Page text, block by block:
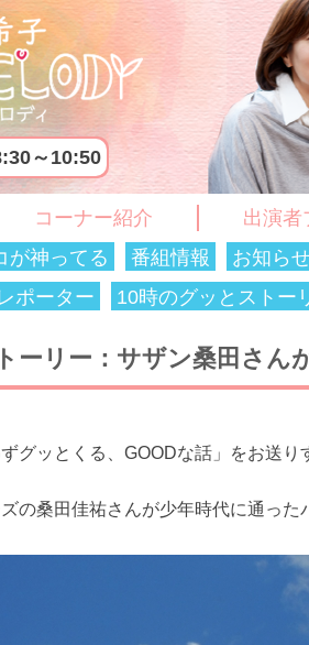
～10:50
コーナー紹介 出演者
が神ってる 番組情報 お知ら
ポーター
10時のグッとストー
ーリー：サザン桑田さん
グッとくる、GOODな話」をお送り
の桑田佳祐さんが少年時代に通った